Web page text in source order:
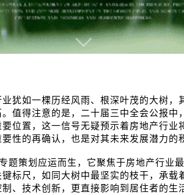
犹如一棵历经风雨、根深叶茂的大树，
值得注意的是，二十届三中全会公报中
位置，这一信号无疑预示着房地产行业
性的再确认，也是对其未来发展潜力的
题策划应运而生，它聚焦于房地产行
标尺，如同大树中最坚实的枝干，承载
、技术创新，更直接影响到居住者的生